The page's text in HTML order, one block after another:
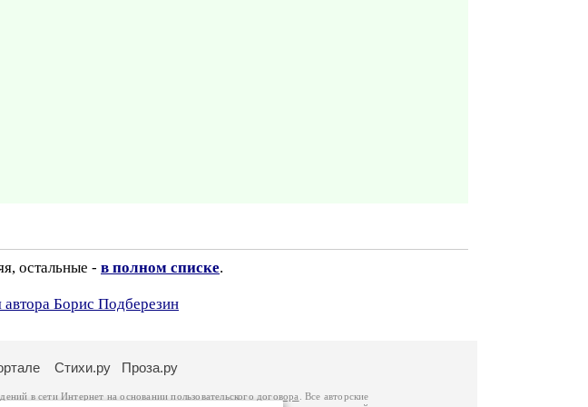
остальные - в полном списке.
Борис Подберезин
Стихи.ру Проза.ру
в сети Интернет на основаниипользовательского договора
. Все авторские